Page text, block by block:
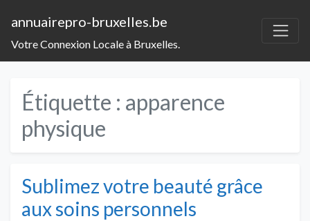
annuairepro-bruxelles.be
Votre Connexion Locale à Bruxelles.
Étiquette : apparence
physique
Sublimez votre beauté grâce
aux soins personnels